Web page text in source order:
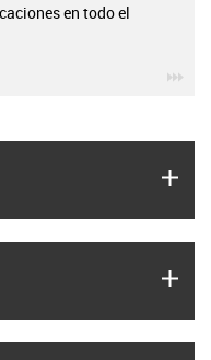
en todo el